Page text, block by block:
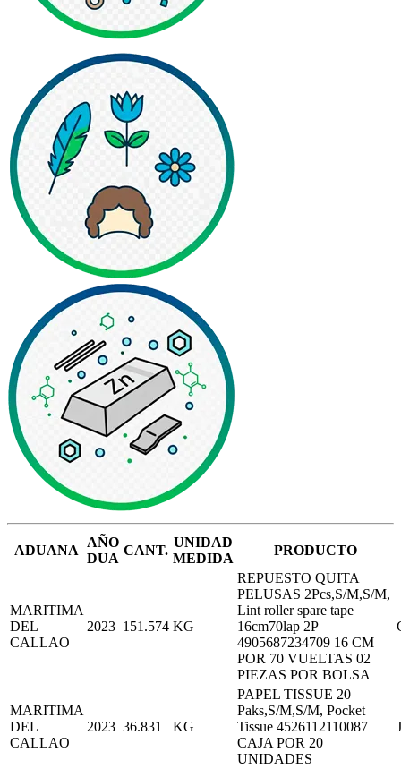
ADUANA
AÑO
DUA
CANT.
UNIDAD
MEDIDA
PRODUCTO
MARITIMA
DEL
CALLAO
2023 151.574 KG
REPUESTO QUITA
PELUSAS 2Pcs,S/M,S/M,
Lint roller spare tape
16cm70lap 2P
4905687234709 16 CM
POR 70 VUELTAS 02
PIEZAS POR BOLSA
MARITIMA
DEL
CALLAO
2023 36.831 KG
PAPEL TISSUE 20
Paks,S/M,S/M, Pocket
Tissue 4526112110087
CAJA POR 20
UNIDADES